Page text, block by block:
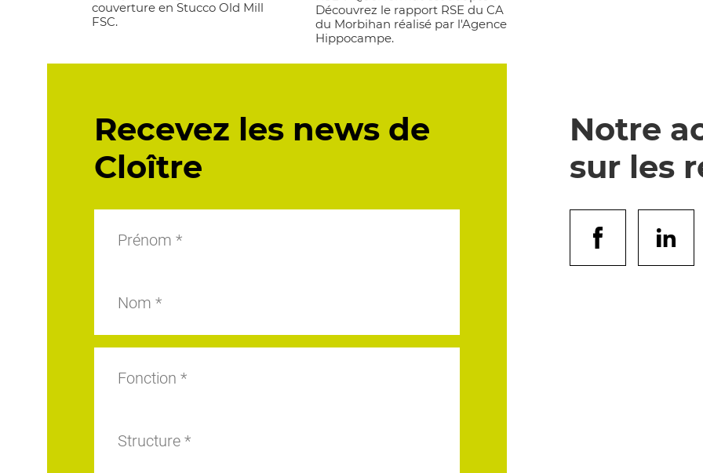
couverture en Stucco Old Mill
FSC.
Découvrez le rapport RSE du CA
du Morbihan réalisé par l'Agence
Hippocampe.
Recevez les news de
Cloître
Notre
sur les